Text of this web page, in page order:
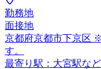
勤務地
面接地
京都府京都市下京区
す。
最寄り駅：大宮駅など